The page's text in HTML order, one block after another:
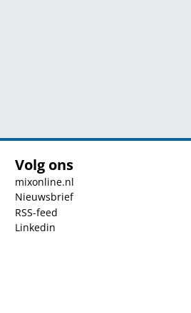
Volg ons
mixonline.nl
Nieuwsbrief
RSS-feed
Linkedin